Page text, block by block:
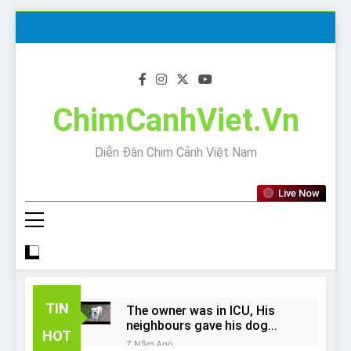
ChimCanhViet.Vn
Diễn Đàn Chim Cảnh Việt Nam
Live Now
TIN
HOT
The owner was in ICU, His
neighbours gave his dog
away!
7 Năm Ago